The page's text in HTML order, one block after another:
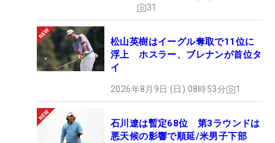
31
松山英樹はイーグル奪取で11位に
浮上 ホスラー、ブレナンが首位タ
イ
2026年8月9日 (日) 08時53分 1
石川遼は暫定68位 第3ラウンドは
悪天候の影響で順延/米男子下部